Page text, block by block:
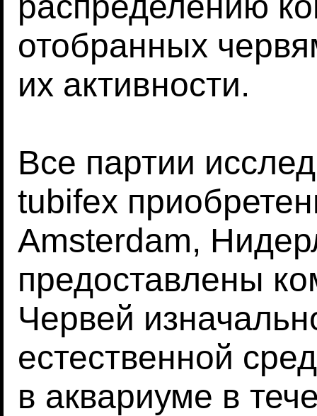
отобранных
их активности.
Все партии
tubifex
Amsterdam,
предоставлены
Червей
естественной
в аквариуме в